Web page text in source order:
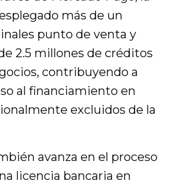
más de un
punto de venta y
2.5 millones de créditos
contribuyendo a
al financiamiento en
excluidos de la
avanza en el proceso
licencia bancaria en